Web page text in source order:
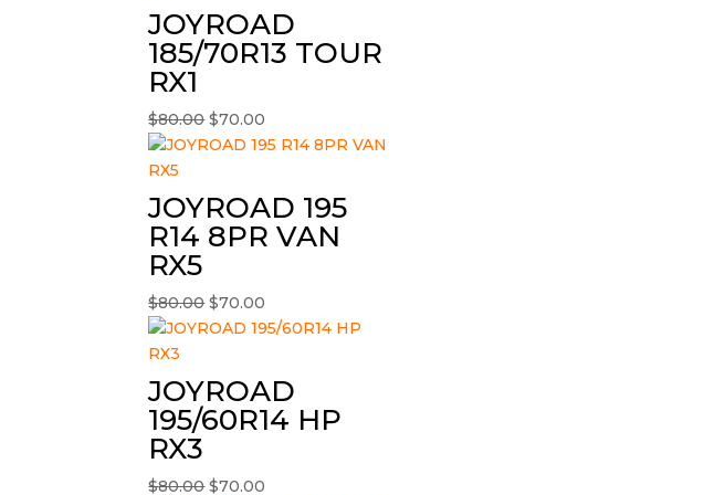
era:
$210.48.
es:
$175.40.
JOYROAD
185/70R13 TOUR
RX1
$80.00El
precio
era:
$80.00.
$70.00
precio
es:
$70.00.
JOYROAD 195
R14 8PR VAN
RX5
$80.00El
precio
era:
$80.00.
$70.00
precio
es:
$70.00.
JOYROAD
195/60R14 HP
RX3
$80.00El
$70.00